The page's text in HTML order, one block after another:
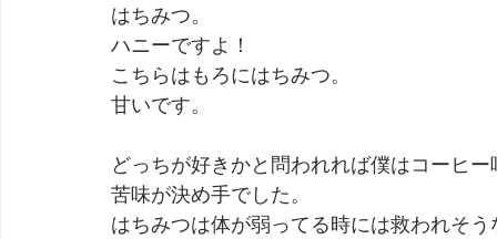
はちみつ。
ハニーですよ！
こちらはもろにはちみつ。
甘いです。
どっちが好きかと問われれば僕はコーヒ
苦味が決め手でした。
はちみつは体が弱ってる時には救われそ